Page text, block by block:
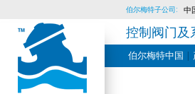
Skip
伯尔梅特子公司: 中
控制阀门及
伯尔梅特中国